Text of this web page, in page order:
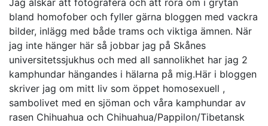
Jag älskar att fotografera och att röra om i grytan
bland homofober och fyller gärna bloggen med vackra
bilder, inlägg med både trams och viktiga ämnen. När
jag inte hänger här så jobbar jag på Skånes
universitetssjukhus och med all sannolikhet har jag 2
kamphundar hängandes i hälarna på mig.Här i bloggen
skriver jag om mitt liv som öppet homosexuell ,
sambolivet med en sjöman och våra kamphundar av
rasen Chihuahua och Chihuahua/Pappilon/Tibetansk